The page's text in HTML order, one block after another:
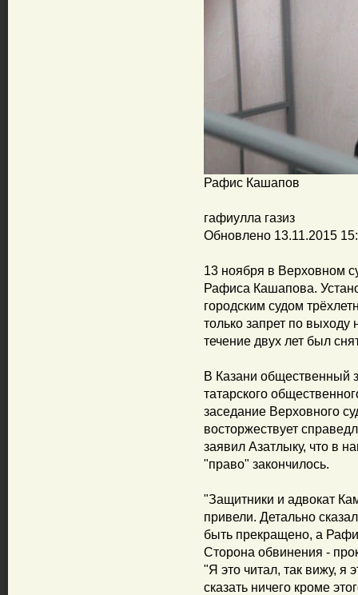
Рафис Кашапов
гафиулла газиз
Обновлено 13.11.2015
13 ноября в Верховном
Рафиса Кашапова.
городским судом
только запрет по выходу
течение двух лет был
В Казани общественный
татарского
заседание Верховного
восторжествует
заявил Азатлыку, что в
"право" закончилось.
"Защитники и адвокат
привели. Детально
быть прекращено, а
Сторона обвинения -
"Я это читал, так вижу, я
сказать ничего кроме